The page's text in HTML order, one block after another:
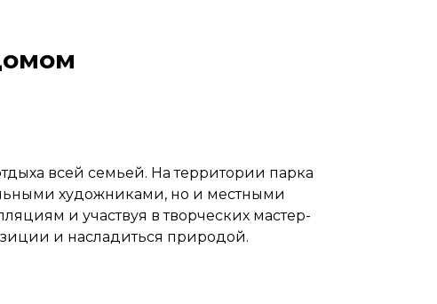
всей семьей. На территории парка
художниками, но и местными
и участвуя в творческих мастер-
и насладиться природой.